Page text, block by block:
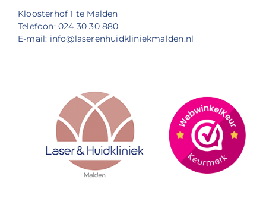
Kloosterhof 1 te Malden
Telefoon: 024 30 30 880
E-mail: info@laserenhuidkliniekmalden.nl